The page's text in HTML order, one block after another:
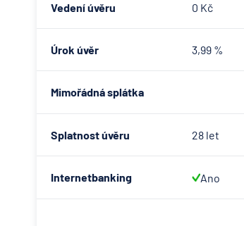
Vedení úvěru 0 Kč
Úrok úvěr 3,99 %
Mimořádná splátka
Splatnost úvěru 28 let
Internetbanking Ano